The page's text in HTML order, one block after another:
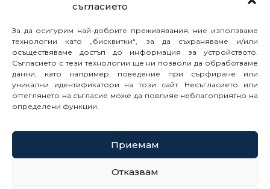
съгласието
За да осигурим най-добрите преживявания, ние използваме
технологии като „бисквитки“, за да съхраняваме и/или
осъществяваме достъп до информация за устройството.
Съгласието с тези технологии ще ни позволи да обработваме
данни, като например поведение при сърфиране или
уникални идентификатори на този сайт. Несъгласието или
оттеглянето на съгласие може да повлияе неблагоприятно на
определени функции.
Приемам
Отказвам